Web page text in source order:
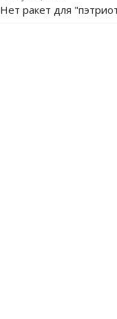
Нет ракет для